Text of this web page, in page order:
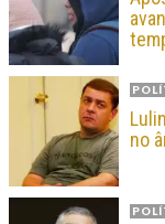
no